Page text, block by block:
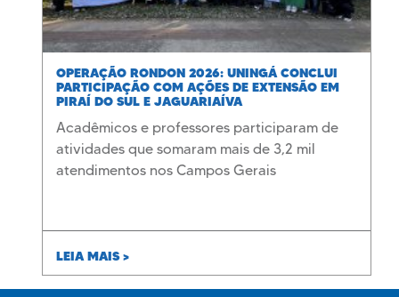
OPERAÇÃO RONDON 2026: UNINGÁ CONCLUI
PARTICIPAÇÃO COM AÇÕES DE EXTENSÃO EM
PIRAÍ DO SUL E JAGUARIAÍVA
Acadêmicos e professores participaram de
atividades que somaram mais de 3,2 mil
atendimentos nos Campos Gerais
LEIA MAIS >